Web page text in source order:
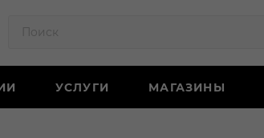
УСЛУГИ МАГАЗИНЫ